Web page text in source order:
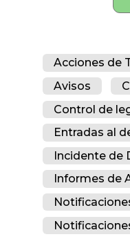
Acciones de
Avisos
Control de
Entradas al
Incidente de
Informes de